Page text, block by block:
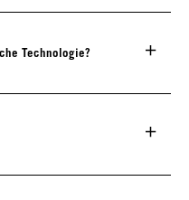
Technologie?